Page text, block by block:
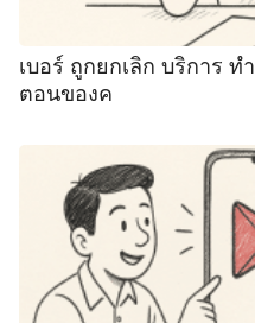
เบอร์ ถูกยกเลิก บริการ ทํ
ตอนของค